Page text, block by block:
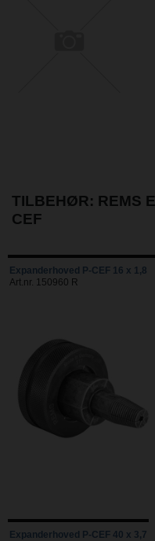
TILBEHØR: REMS
CEF
Expanderhoved P-CEF 16 x 1,8
Art.nr. 150960 R
Expanderhoved P-CEF 40 x 3,7